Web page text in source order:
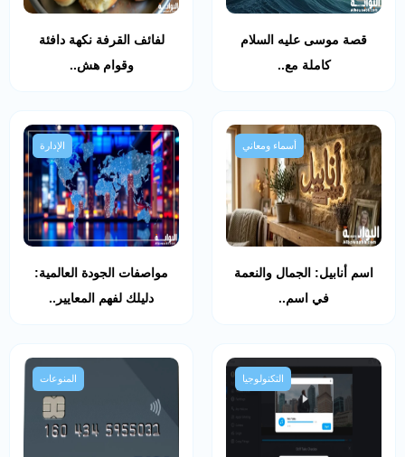
قصة موسى عليه السلام
كاملة مع..
لفائف القرفة نكهة دافئة
وقوام هش..
أسماء ومعاني
اسم أنابيل: الجمال والنعمة
في اسم..
الإدارة
مواصفات الجودة العالمية:
دليلك لفهم المعايير..
التكنولوجيا المنوعات